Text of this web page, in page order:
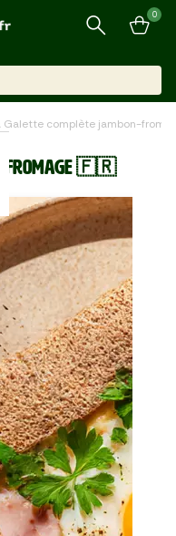
0
Galette complète jambon-
FROMAGE 🇫🇷